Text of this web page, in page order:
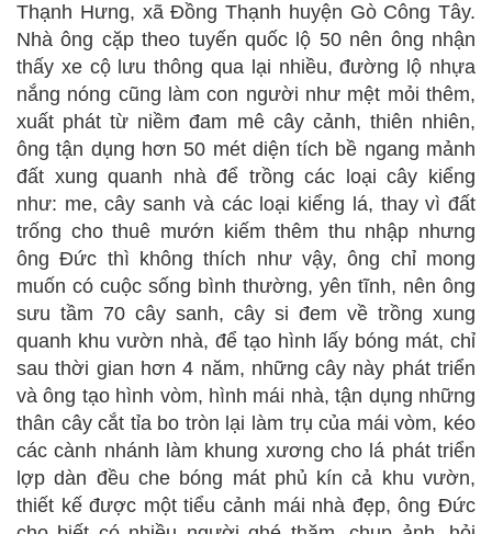
Thạnh Hưng, xã Đồng Thạnh huyện Gò Công Tây.
Nhà ông cặp theo tuyến quốc lộ 50 nên ông nhận
thấy xe cộ lưu thông qua lại nhiều, đường lộ nhựa
nắng nóng cũng làm con người như mệt mỏi thêm,
xuất phát từ niềm đam mê cây cảnh, thiên nhiên,
ông tận dụng hơn 50 mét diện tích bề ngang mảnh
đất xung quanh nhà để trồng các loại cây kiểng
như: me, cây sanh và các loại kiểng lá, thay vì đất
trống cho thuê mướn kiếm thêm thu nhập nhưng
ông Đức thì không thích như vậy, ông chỉ mong
muốn có cuộc sống bình thường, yên tĩnh, nên ông
sưu tầm 70 cây sanh, cây si đem về trồng xung
quanh khu vườn nhà, để tạo hình lấy bóng mát, chỉ
sau thời gian hơn 4 năm, những cây này phát triển
và ông tạo hình vòm, hình mái nhà, tận dụng những
thân cây cắt tỉa bo tròn lại làm trụ của mái vòm, kéo
các cành nhánh làm khung xương cho lá phát triển
lợp dàn đều che bóng mát phủ kín cả khu vườn,
thiết kế được một tiểu cảnh mái nhà đẹp, ông Đức